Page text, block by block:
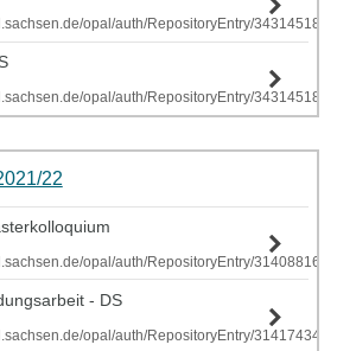
opal/auth/RepositoryEntry/
opal/auth/RepositoryEntry/
22
opal/auth/RepositoryEntry/
- DS
opal/auth/RepositoryEntry/